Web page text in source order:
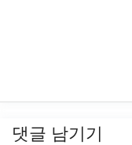
댓글 남기기